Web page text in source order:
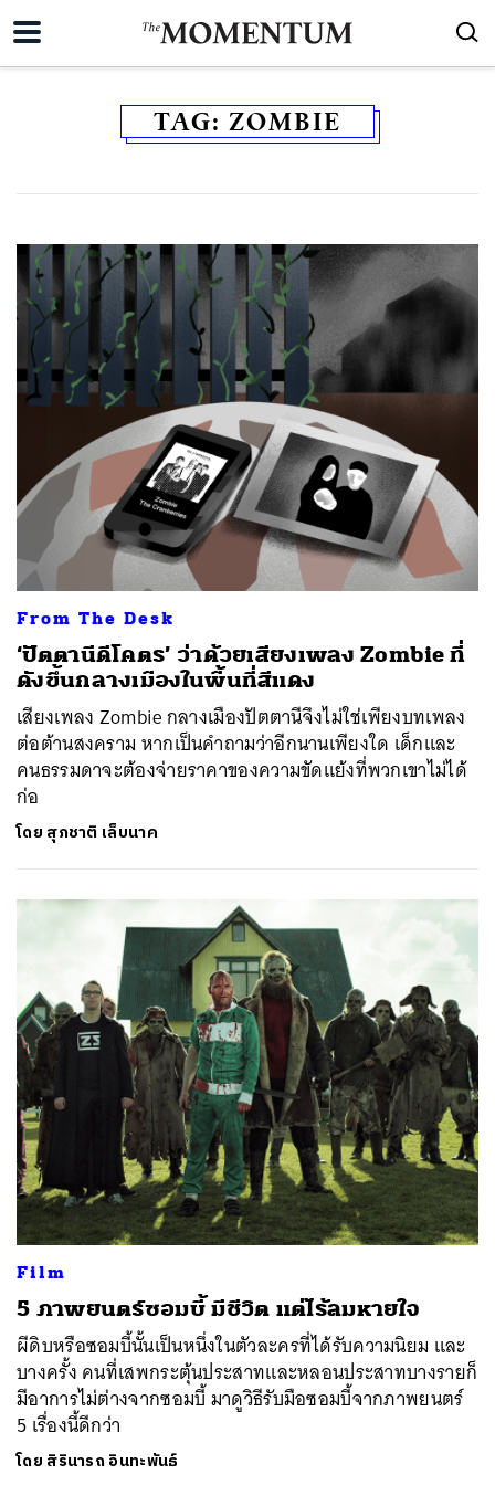
TAG: ZOMBIE
From The Desk
‘ปัตตานีดีโคตร’ ว่าด้วยเสียงเพลง Zombie ที่
ดังขึ้นกลางเมืองในพื้นที่สีแดง
เสียงเพลง Zombie กลางเมืองปัตตานีจึงไม่ใช่เพียงบทเพลง
ต่อต้านสงคราม หากเป็นคำถามว่าอีกนานเพียงใด เด็กและ
คนธรรมดาจะต้องจ่ายราคาของความขัดแย้งที่พวกเขาไม่ได้
ก่อ
โดย สุภชาติ เล็บนาค
Film
5 ภาพยนตร์ซอมบี้ มีชีวิต แต่ไร้ลมหายใจ
ผีดิบหรือซอมบี้นั้นเป็นหนึ่งในตัวละครที่ได้รับความนิยม และ
บางครั้ง คนที่เสพกระตุ้นประสาทและหลอนประสาทบางรายก็
มีอาการไม่ต่างจากซอมบี้ มาดูวิธีรับมือซอมบี้จากภาพยนตร์
5 เรื่องนี้ดีกว่า
โดย สิรินารถ อินทะพันธ์
SHARE EMAIL